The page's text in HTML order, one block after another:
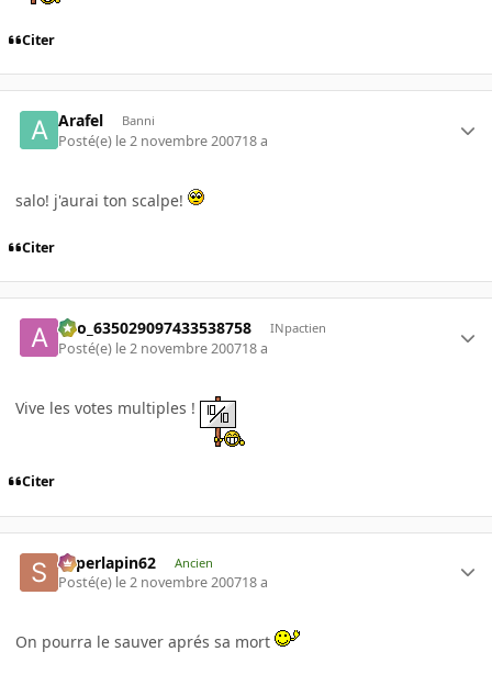
Citer
Arafel Banni
Posté(e) le 2 novembre 200718 a
salo! j'aurai ton scalpe!
Citer
ano_635029097433538758 INpactien
Posté(e) le 2 novembre 200718 a
Vive les votes multiples !
Citer
superlapin62 Ancien
Posté(e) le 2 novembre 200718 a
On pourra le sauver aprés sa mort